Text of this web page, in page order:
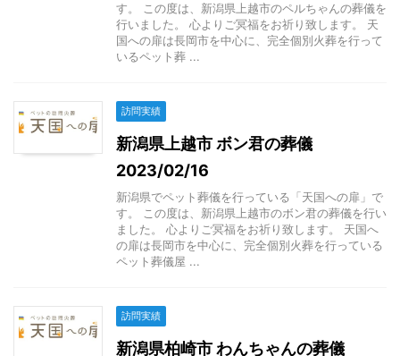
す。 この度は、新潟県上越市のペルちゃんの葬儀を
行いました。 心よりご冥福をお祈り致します。 天
国への扉は長岡市を中心に、完全個別火葬を行って
いるペット葬 ...
訪問実績
新潟県上越市 ボン君の葬儀
2023/02/16
新潟県でペット葬儀を行っている「天国への扉」で
す。 この度は、新潟県上越市のボン君の葬儀を行い
ました。 心よりご冥福をお祈り致します。 天国へ
の扉は長岡市を中心に、完全個別火葬を行っている
ペット葬儀屋 ...
訪問実績
新潟県柏崎市 わんちゃんの葬儀